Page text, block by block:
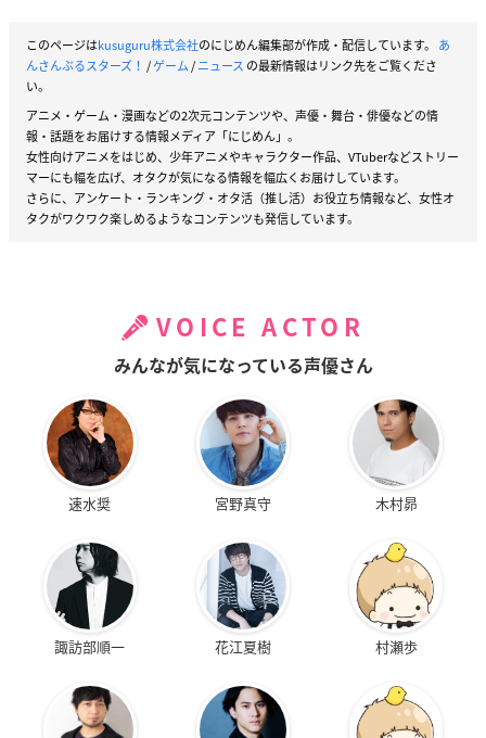
このページはkusuguru株式会社のにじめん編集部が作成・配信しています。 あ
んさんぶるスターズ！ /ゲーム/ニュース の最新情報はリンク先をご覧くださ
い。
アニメ・ゲーム・漫画などの2次元コンテンツや、声優・舞台・俳優などの情
報・話題をお届けする情報メディア「にじめん」。
女性向けアニメをはじめ、少年アニメやキャラクター作品、VTuberなどストリー
マーにも幅を広げ、オタクが気になる情報を幅広くお届けしています。
さらに、アンケート・ランキング・オタ活（推し活）お役立ち情報など、女性オ
タクがワクワク楽しめるようなコンテンツも発信しています。
VOICE ACTOR
みんなが気になっている声優さん
速水奨 宮野真守 木村昴
諏訪部順一 花江夏樹 村瀬歩